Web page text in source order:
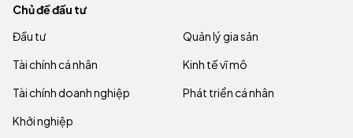
Chủ đề đầu tư
Đầu tư
Quản lý gia sản
Tài chính cá nhân
Kinh tế vĩ mô
Tài chính doanh nghiệp
Phát triển cá nhân
Khởi nghiệp